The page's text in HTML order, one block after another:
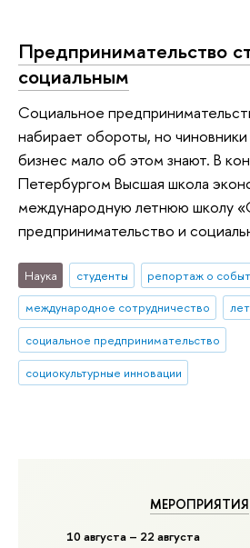
МЕРОПРИЯТИЯ
10 августа – 22 августа
Предпринимательство
социальным
Социальное
набирает обороты, но
бизнес мало об этом знают. В
Петербургом Высшая школа
международную летнюю школу
предпринимательство и
Наука студенты
репортаж о
международное сотрудничество
социальное предпринимательство
социокультурные инновации